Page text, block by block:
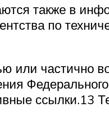
также в
по
или частично
ссылки.13